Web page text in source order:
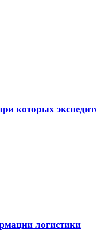
которых
логистики